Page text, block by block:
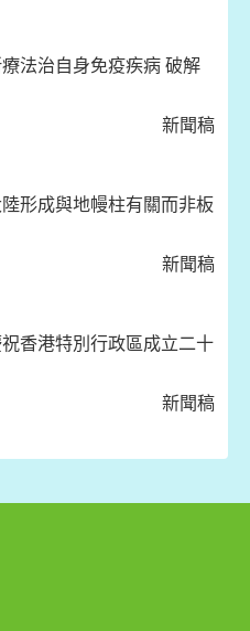
法治自身免疫疾病 破解
新聞稿
形成與地幔柱有關而非板
新聞稿
香港特別行政區成立二十
新聞稿